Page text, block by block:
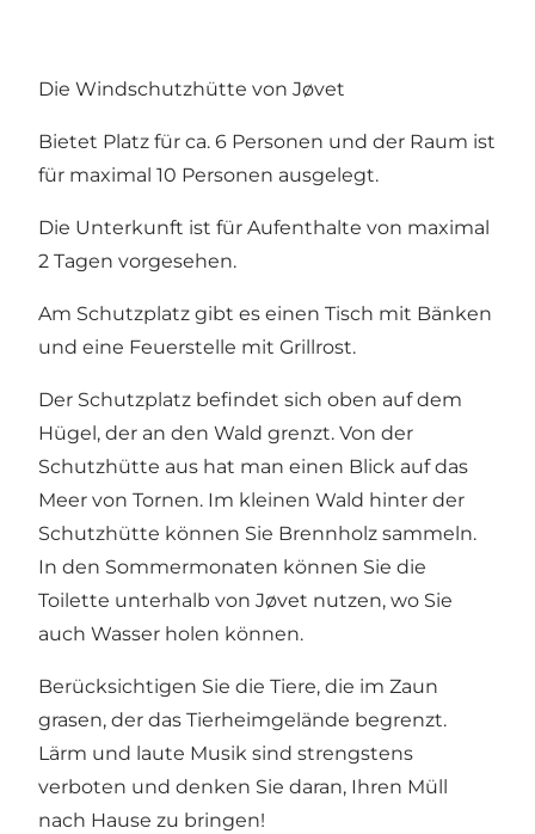
Die Windschutzhütte von Jøvet
Bietet Platz für ca. 6 Personen und der Raum ist
für maximal 10 Personen ausgelegt.
Die Unterkunft ist für Aufenthalte von maximal
2 Tagen vorgesehen.
Am Schutzplatz gibt es einen Tisch mit Bänken
und eine Feuerstelle mit Grillrost.
Der Schutzplatz befindet sich oben auf dem
Hügel, der an den Wald grenzt. Von der
Schutzhütte aus hat man einen Blick auf das
Meer von Tornen. Im kleinen Wald hinter der
Schutzhütte können Sie Brennholz sammeln.
In den Sommermonaten können Sie die
Toilette unterhalb von Jøvet nutzen, wo Sie
auch Wasser holen können.
Berücksichtigen Sie die Tiere, die im Zaun
grasen, der das Tierheimgelände begrenzt.
Lärm und laute Musik sind strengstens
verboten und denken Sie daran, Ihren Müll
nach Hause zu bringen!